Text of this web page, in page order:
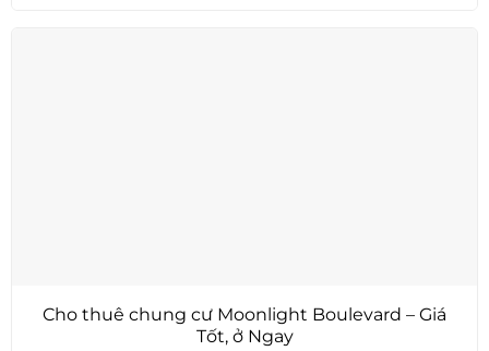
Cho thuê chung cư Moonlight Boulevard – Giá
Tốt, ở Ngay